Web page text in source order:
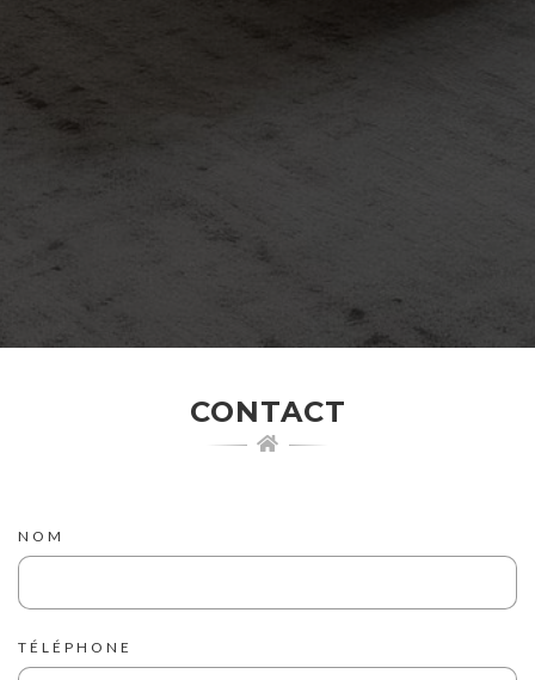
CONTACT
NOM
TÉLÉPHONE